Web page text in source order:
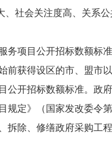
、社会关注度高、关系
务项目公开招标数额
前获得设区的市、盟市
公开招标数额标准。
规定》（国家发改委令
拆除、修缮政府采购工